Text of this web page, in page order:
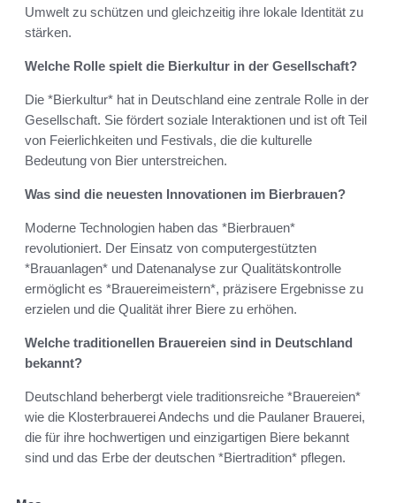
Umwelt zu schützen und gleichzeitig ihre lokale Identität zu
stärken.
Welche Rolle spielt die Bierkultur in der Gesellschaft?
Die *Bierkultur* hat in Deutschland eine zentrale Rolle in der
Gesellschaft. Sie fördert soziale Interaktionen und ist oft Teil
von Feierlichkeiten und Festivals, die die kulturelle
Bedeutung von Bier unterstreichen.
Was sind die neuesten Innovationen im Bierbrauen?
Moderne Technologien haben das *Bierbrauen*
revolutioniert. Der Einsatz von computergestützten
*Brauanlagen* und Datenanalyse zur Qualitätskontrolle
ermöglicht es *Brauereimeistern*, präzisere Ergebnisse zu
erzielen und die Qualität ihrer Biere zu erhöhen.
Welche traditionellen Brauereien sind in Deutschland
bekannt?
Deutschland beherbergt viele traditionsreiche *Brauereien*
wie die Klosterbrauerei Andechs und die Paulaner Brauerei,
die für ihre hochwertigen und einzigartigen Biere bekannt
sind und das Erbe der deutschen *Biertradition* pflegen.